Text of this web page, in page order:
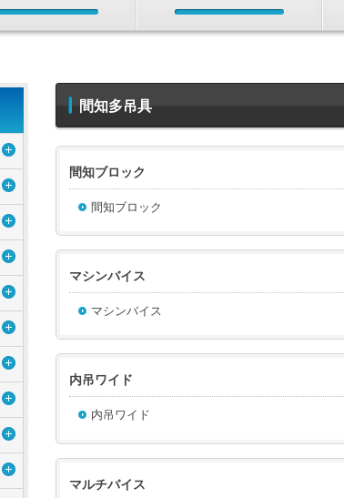
間知多吊具
間知ブロック
間知ブロック
マシンバイス
マシンバイス
内吊ワイド
内吊ワイド
マルチバイス